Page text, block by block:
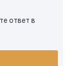
ответ в